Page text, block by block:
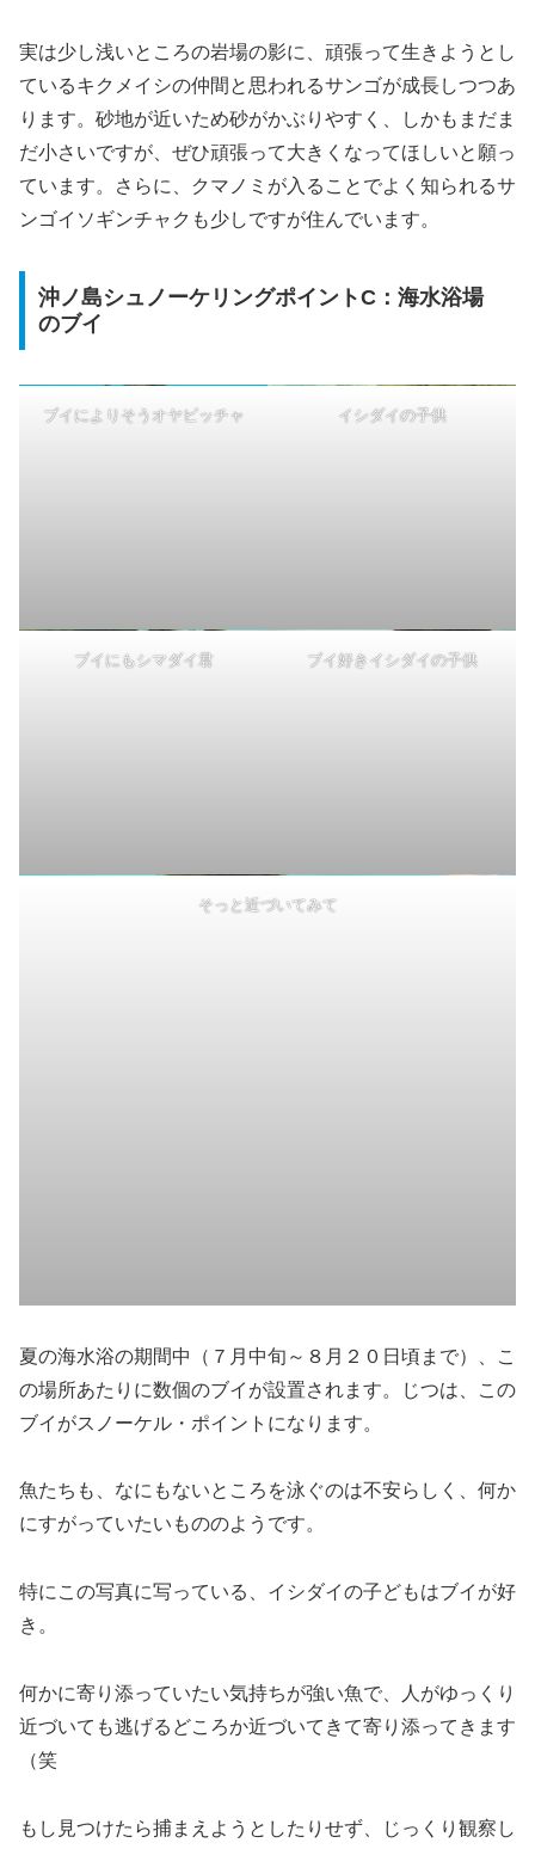
実は少し浅いところの岩場の影に、頑張って生きようとし
ているキクメイシの仲間と思われるサンゴが成長しつつあ
ります。砂地が近いため砂がかぶりやすく、しかもまだま
だ小さいですが、ぜひ頑張って大きくなってほしいと願っ
ています。さらに、クマノミが入ることでよく知られるサ
ンゴイソギンチャクも少しですが住んでいます。
沖ノ島シュノーケリングポイントC：海水浴場
のブイ
ブイによりそうオヤビッチャ イシダイの子供
ブイにもシマダイ君 ブイ好きイシダイの子供
そっと近づいてみて
夏の海水浴の期間中（７月中旬～８月２０日頃まで）、こ
の場所あたりに数個のブイが設置されます。じつは、この
ブイがスノーケル・ポイントになります。
魚たちも、なにもないところを泳ぐのは不安らしく、何か
にすがっていたいもののようです。
特にこの写真に写っている、イシダイの子どもはブイが好
き。
何かに寄り添っていたい気持ちが強い魚で、人がゆっくり
近づいても逃げるどころか近づいてきて寄り添ってきます
（笑
もし見つけたら捕まえようとしたりせず、じっくり観察し